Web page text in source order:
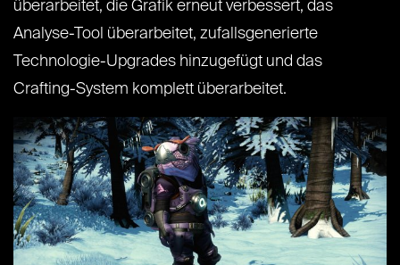
überarbeitet, die Grafik erneut verbessert, das
Analyse-Tool überarbeitet, zufallsgenerierte
Technologie-Upgrades hinzugefügt und das
Crafting-System komplett überarbeitet.